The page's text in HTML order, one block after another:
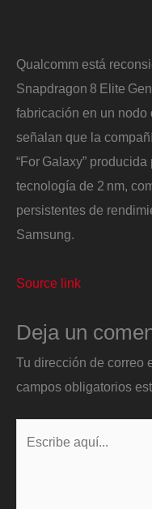
Qualcomm está
Snapdragon 8 Elite
fabricación en un nodo
señalan que la
“For Galaxy”
tecnología de 2 nm,
persistentes de
Samsung.
Source link
Deja un
Tu dirección de correo
campos obligatorios